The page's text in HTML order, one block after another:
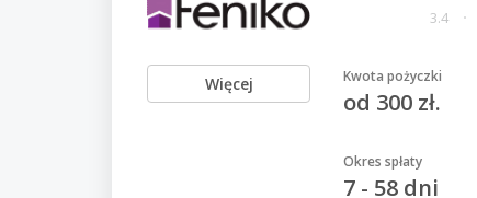
Więcej
3.4
Kwota pożyczki
od 300 zł.
Okres spłaty
7 - 58 dni